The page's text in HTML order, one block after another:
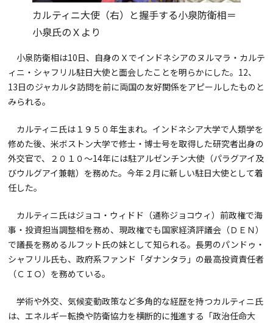
カルティニ大使（右）と握手する小泉防衛相＝
小泉氏のＸより
小泉防衛相は10日、自身のＸでインドネシアのヌルマラ・カルテ
ィニ・シャフリル駐日大使と面会したことを明らかにした。12、
13日のジャカルタ訪問を前に両国の友好関係をアピールしたものと
みられる。
カルティニ氏は１９５０年生まれ。インドネシア大学で人類学を
修めた後、米ボストン大学で修士・博士号を取得した研究者出身の
外交官で、２０１０～14年には駐アルゼンチン大使（パラグアイ及
びウルグアイ兼轄）を務めた。今年２月に新しい駐日大使として着
任した。
カルティニ氏はジョコ・ウィドド（通称ジョコウィ）前政権で海
事・投資担当調整相を務め、現政権でも国家経済評議会（ＤＥＮ）
で議長を務めるルフット氏の妹として知られる。長男のパンドゥ・
シャフリル氏も、政府系ファンド「ダナンタラ」の最高投資責任者
（ＣＩＯ）を務めている。
学術や外交、気候変動政策など多角的な経歴を持つカルティニ氏
は、エネルギー転換や防衛協力を横断的に推進する「政治任命大